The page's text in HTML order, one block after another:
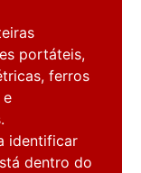
portáteis,
ferros
e
identificar
dentro do